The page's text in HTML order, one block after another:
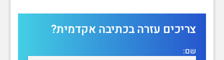
צריכים עזרה בכתיבה אקדמית?
שם: